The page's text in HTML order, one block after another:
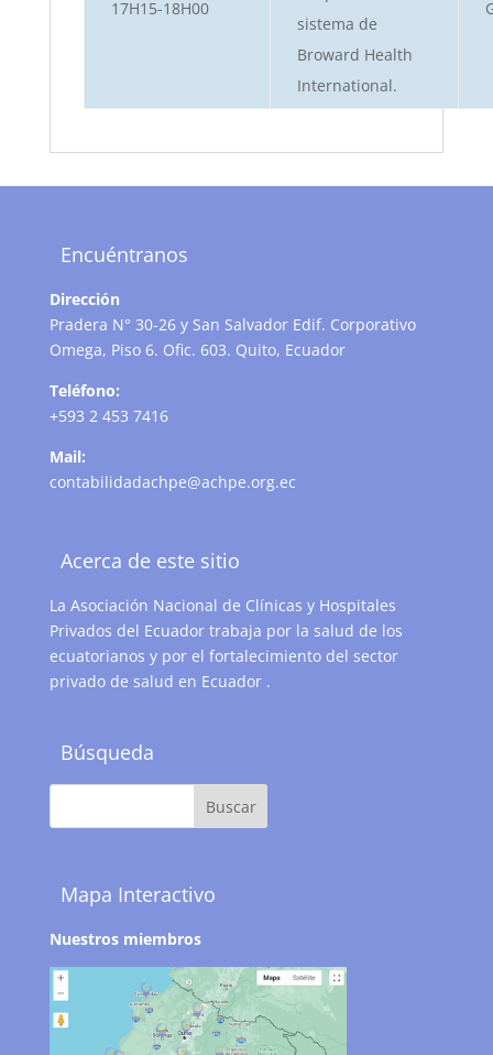
17H15-18H00
sistema de
Broward Health
International.
Encuéntranos
Dirección
Pradera N° 30-26 y San Salvador Edif. Corporativo
Omega, Piso 6. Ofic. 603. Quito, Ecuador
Teléfono:
+593 2 453 7416
Mail:
contabilidadachpe@achpe.org.ec
Acerca de este sitio
La Asociación Nacional de Clínicas y Hospitales
Privados del Ecuador trabaja por la salud de los
ecuatorianos y por el fortalecimiento del sector
privado de salud en Ecuador .
Búsqueda
Mapa Interactivo
Nuestros miembros